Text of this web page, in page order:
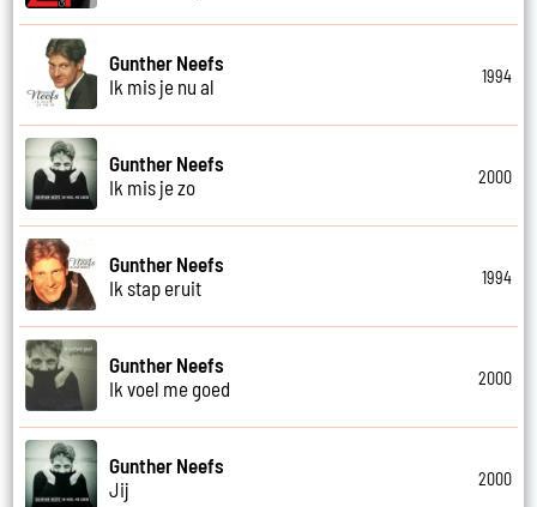
Gunther Neefs
Ik mis je nu al
1994
Gunther Neefs
Ik mis je zo
2000
Gunther Neefs
Ik stap eruit
1994
Gunther Neefs
Ik voel me goed
2000
Gunther Neefs
Jij
2000